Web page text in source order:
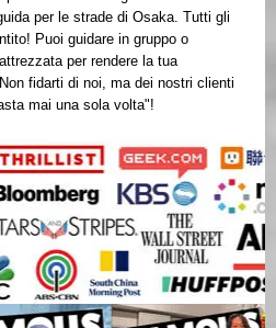
per le strade di Osaka. Tutti gli
Puoi guidare in gruppo o
per rendere la tua
fidarti di noi, ma dei nostri clienti
mai una sola volta"!